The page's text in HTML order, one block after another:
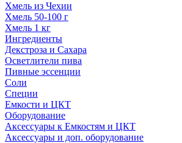
Хмель из Чехии
Хмель 50-100 г
Хмель 1 кг
Ингредиенты
Декстроза и Сахара
Осветлители пива
Пивные эссенции
Соли
Специи
Емкости и ЦКТ
Оборудование
Аксессуары к Емкостям и ЦКТ
Аксессуары и доп. оборудование